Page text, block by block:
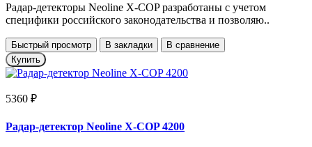
Радар-детекторы Neoline X-COP разработаны с учетом
специфики российского законодательства и позволяю..
Быстрый просмотр В закладки
В сравнение
Купить
5360 ₽
Радар-детектор Neoline X-COP 4200